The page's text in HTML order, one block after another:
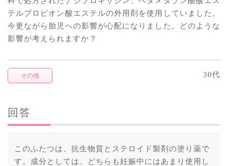
テルプロピオン酸エステルの外用剤を使用していました。
今更ながら胎児への影響が心配になりました。どのような
影響が考えられますか？
その他 30代
回答
このふたつは、抗生物質とステロイド製剤の塗り薬で
す。成分としては、どちらも妊娠中にはあまり使用し